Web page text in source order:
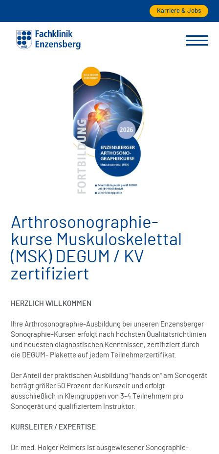
Karriere & Jobs
Arthrosonographie-
kurse Muskuloskelettal
(MSK) DEGUM / KV
zertifiziert
HERZLICH WILLKOMMEN
Ihre Arthrosonographie-Ausbildung bei unseren Enzensberger
Sonographie-Kursen erfolgt nach höchsten Qualitätsrichtlinien
und neuesten diagnostischen Kenntnissen, zertifiziert durch
die DEGUM- Plakette auf jedem Teilnehmerzertifikat.
Der Anteil der praktischen Ausbildung "hands on" am Sonogerät
beträgt größer 50 Prozent der Kurszeit und erfolgt
ausschließlich in Kleingruppen von 3-4 Teilnehmern pro
Sonogerät und qualifiziertem Instruktor.
KURSLEITER / EXPERTISE
Dr. med. Holger Reimers ist ausgewiesener Sonographie-